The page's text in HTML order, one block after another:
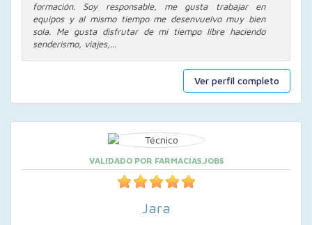
Ver perfil completo
formación. Soy responsable, me gusta trabajar en
equipos y al mismo tiempo me desenvuelvo muy bien
sola. Me gusta disfrutar de mi tiempo libre haciendo
senderismo, viajes,...
VALIDADO POR FARMACIAS.JOBS
Jara